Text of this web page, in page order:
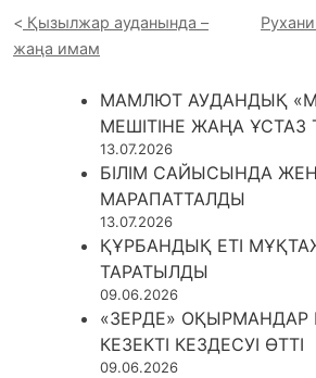
Қызылжар ауданында –
жаңа имам
МАМЛЮТ АУДАНДЫҚ
МЕШІТІНЕ ЖАҢА
13.07.2026
БІЛІМ САЙЫСЫНДА
МАРАПАТТАЛДЫ
13.07.2026
ҚҰРБАНДЫҚ ЕТІ
ТАРАТЫЛДЫ
09.06.2026
«ЗЕРДЕ»
КЕЗЕКТІ КЕЗДЕСУІ ӨТТІ
09.06.2026